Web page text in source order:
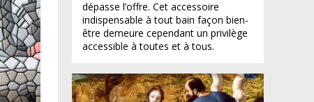
dépasse l’offre. Cet accessoire
indispensable à tout bain façon bien-
être demeure cependant un privilège
accessible à toutes et à tous.